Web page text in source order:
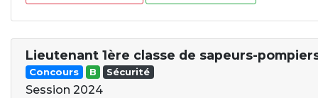
Lieutenant 1ère classe de sapeurs-
Concours B Sécurité
Session 2024